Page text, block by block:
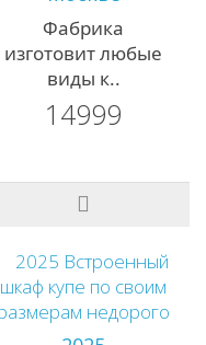
Фабрика
изготовит любые
виды к..
14999